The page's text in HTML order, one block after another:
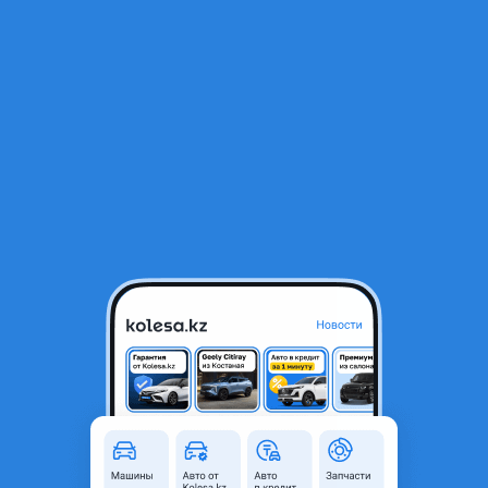
Рампа с форсунками Toyota Alphard 1mz
Караганда, Карагандинская